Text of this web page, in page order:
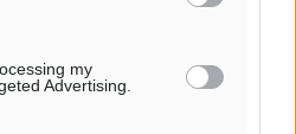
my
Advertising.